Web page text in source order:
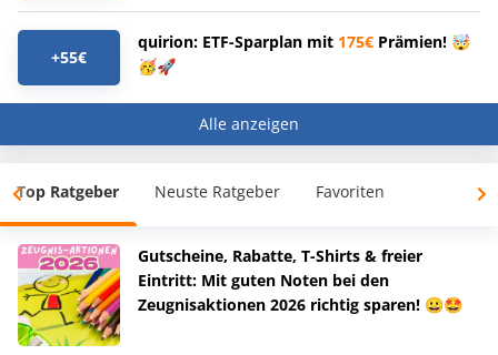
+55€
quirion: ETF-Sparplan mit 175€ Prämien! 🤯
🥳🚀
Alle anzeigen
Top Ratgeber Neuste Ratgeber Favoriten
Gutscheine, Rabatte, T-Shirts & freier
Eintritt: Mit guten Noten bei den
Zeugnisaktionen 2026 richtig sparen! 😀🤩